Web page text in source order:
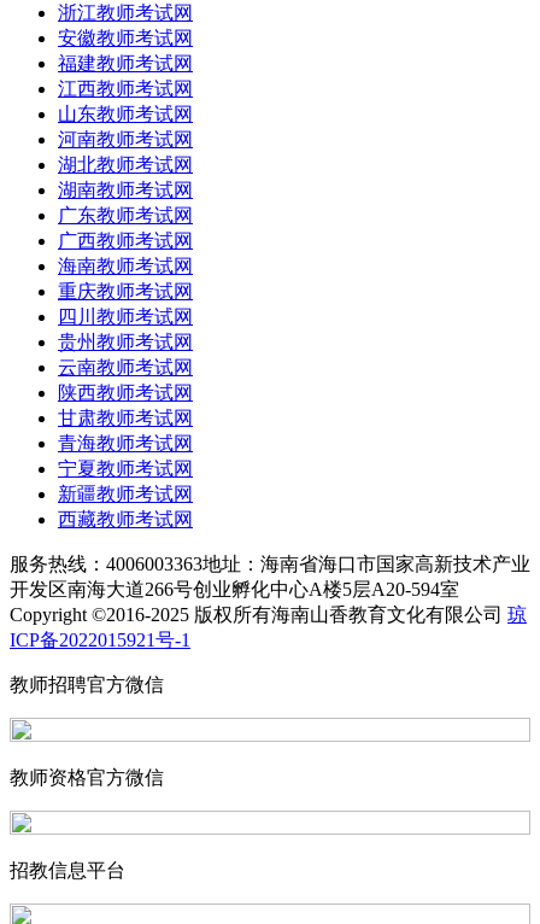
浙江教师考试网
安徽教师考试网
福建教师考试网
江西教师考试网
山东教师考试网
河南教师考试网
湖北教师考试网
湖南教师考试网
广东教师考试网
广西教师考试网
海南教师考试网
重庆教师考试网
四川教师考试网
贵州教师考试网
云南教师考试网
陕西教师考试网
甘肃教师考试网
青海教师考试网
宁夏教师考试网
新疆教师考试网
西藏教师考试网
服务热线：4006003363地址：海南省海口市国家高新技术产业
开发区南海大道266号创业孵化中心A楼5层A20-594室
Copyright ©2016-2025 版权所有海南山香教育文化有限公司 琼
ICP备2022015921号-1
教师招聘官方微信
教师资格官方微信
招教信息平台